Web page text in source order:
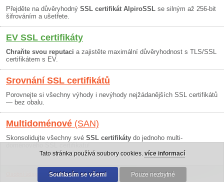
Přejděte na důvěryhodný SSL certifikát AlpiroSSL se silným až 256-bit
šifrováním a ušetřete.
EV SSL certifikáty
Chraňte svou reputaci a zajistěte maximální důvěryhodnost s TLS/SSL
certifikátem s EV.
Srovnání SSL certifikátů
Porovnejte si všechny výhody i nevýhody nejžádanějších SSL certifikátů
— bez obalu.
Multidoménové (SAN)
Skonsolidujte všechny své SSL certifikáty do jednoho multi-
Obchodní podmínky|30 dní záruka
Tato stránka používá soubory cookies. více informací
Souhlasím se všemi Pouze nezbytné